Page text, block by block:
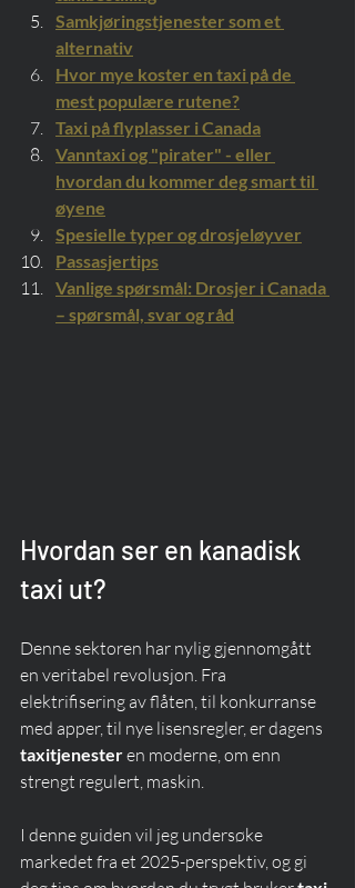
Samkjøringstjenester som et
alternativ
Hvor mye koster en taxi på de
mest populære rutene?
Taxi på flyplasser i Canada
Vanntaxi og "pirater" - eller
hvordan du kommer deg smart til
øyene
Spesielle typer og drosjeløyver
Passasjertips
Vanlige spørsmål: Drosjer i Canada
– spørsmål, svar og råd
Hvordan ser en kanadisk
taxi ut?
Denne sektoren har nylig gjennomgått
en veritabel revolusjon. Fra
elektrifisering av flåten, til konkurranse
med apper, til nye lisensregler, er dagens
taxitjenester en moderne, om enn
strengt regulert, maskin.
I denne guiden vil jeg undersøke
markedet fra et 2025-perspektiv, og gi